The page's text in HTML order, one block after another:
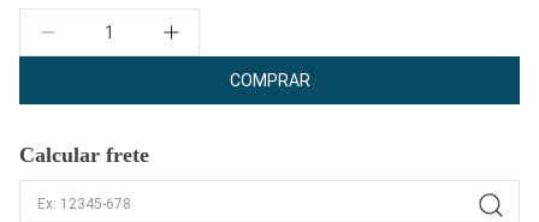
Quantidade
COMPRAR
Calcular frete